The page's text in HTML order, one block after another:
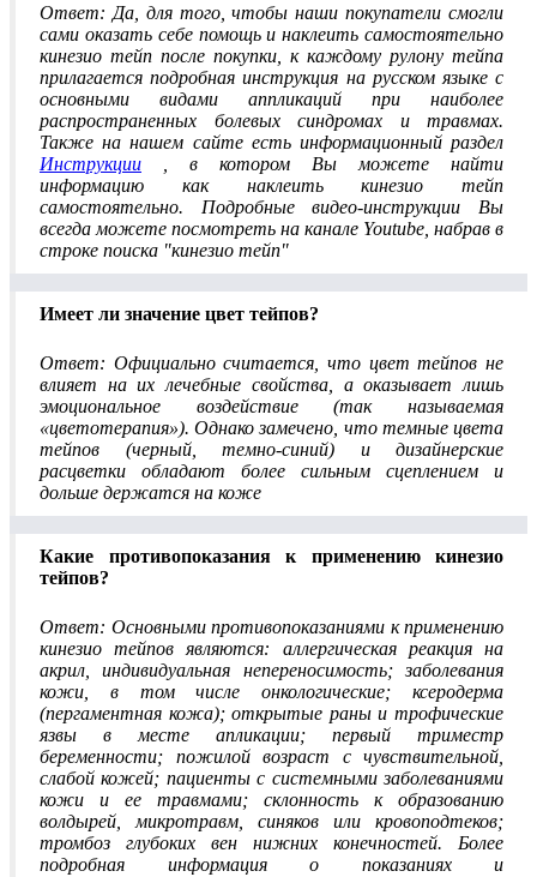
Ответ: Да, для того, чтобы наши покупатели смогли
сами оказать себе помощь и наклеить самостоятельно
кинезио тейп после покупки, к каждому рулону тейпа
прилагается подробная инструкция на русском языке с
основными видами аппликаций при наиболее
распространенных болевых синдромах и травмах.
Также на нашем сайте есть информационный раздел
Инструкции , в котором Вы можете найти
информацию как наклеить кинезио тейп
самостоятельно. Подробные видео-инструкции Вы
всегда можете посмотреть на канале Youtube, набрав в
строке поиска "кинезио тейп"
Имеет ли значение цвет тейпов?
Ответ: Официально считается, что цвет тейпов не
влияет на их лечебные свойства, а оказывает лишь
эмоциональное воздействие (так называемая
«цветотерапия»). Однако замечено, что темные цвета
тейпов (черный, темно-синий) и дизайнерские
расцветки обладают более сильным сцеплением и
дольше держатся на коже
Какие противопоказания к применению кинезио
тейпов?
Ответ: Основными противопоказаниями к применению
кинезио тейпов являются: аллергическая реакция на
акрил, индивидуальная непереносимость; заболевания
кожи, в том числе онкологические; ксеродерма
(пергаментная кожа); открытые раны и трофические
язвы в месте апликации; первый триместр
беременности; пожилой возраст с чувствительной,
слабой кожей; пациенты с системными заболеваниями
кожи и ее травмами; склонность к образованию
волдырей, микротравм, синяков или кровоподтеков;
тромбоз глубоких вен нижних конечностей. Более
подробная информация о показаниях и